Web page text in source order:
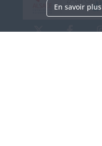
En savoir plus